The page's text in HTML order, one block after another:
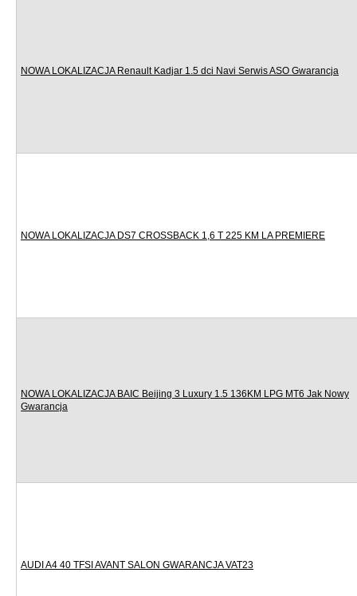
NOWA LOKALIZACJA Renault Kadjar 1.5 dci Navi Serwis ASO Gwarancja
NOWA LOKALIZACJA DS7 CROSSBACK 1,6 T 225 KM LA PREMIERE
NOWA LOKALIZACJA BAIC Beijing 3 Luxury 1.5 136KM LPG MT6 Jak Nowy
Gwarancja
AUDI A4 40 TFSI AVANT SALON GWARANCJA VAT23